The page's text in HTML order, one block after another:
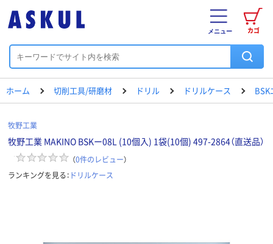
カゴ
メニュー
ホーム 切削工具/研磨材 ドリル ドリルケース BSK
牧野工業
牧野工業 MAKINO BSKー08L (10個入) 1袋(10個) 497-2864（直送品）
（0件のレビュー）
ランキングを見る： ドリルケース